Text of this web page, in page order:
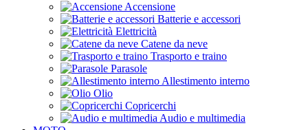
Accensione
Batterie e accessori
Elettricità
Catene da neve
Trasporto e traino
Parasole
Allestimento interno
Olio
Copricerchi
Audio e multimedia